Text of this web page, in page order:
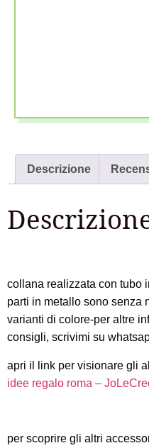
Descrizione
collana realizzata con tubo
parti in metallo sono senza
varianti di colore-per altre
consigli, scrivimi su
apri il link per visionare gli
idee regalo roma –
per scoprire gli altri